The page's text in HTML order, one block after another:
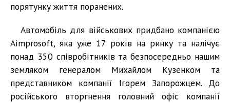
порятунку життя поранених.
Автомобіль для військових придбано компанією
Aimprosoft, яка уже 17 років на ринку та налічує
понад 350 співробітників та безпосередньо нашим
земляком генералом Михайлом Кузенком та
представником компанії Ігорем Запорожцем. До
російського вторгнення головний офіс компанії